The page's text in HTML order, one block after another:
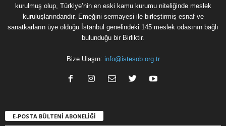
kurulmuş olup, Türkiye’nin en eski kamu kurumu niteliğinde meslek
kuruluşlarındandır. Emeğini sermayesi ile birleştirmiş esnaf ve
sanatkarların üye olduğu İstanbul genelindeki 145 meslek odasının bağlı
bulunduğu bir Birliktir.
Bize Ulaşın: info@istesob.org.tr
E-POSTA BÜLTENİ ABONELİĞİ